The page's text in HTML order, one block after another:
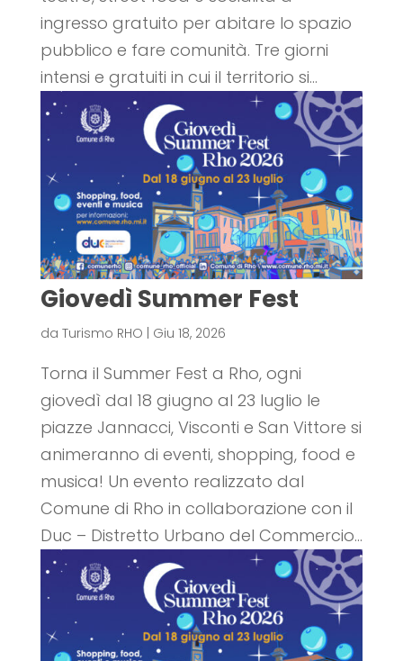
ingresso gratuito per abitare lo spazio
pubblico e fare comunità. Tre giorni
intensi e gratuiti in cui il territorio si...
Giovedì Summer Fest
da Turismo RHO | Giu 18, 2026
Torna il Summer Fest a Rho, ogni
giovedì dal 18 giugno al 23 luglio le
piazze Jannacci, Visconti e San Vittore si
animeranno di eventi, shopping, food e
musica! Un evento realizzato dal
Comune di Rho in collaborazione con il
Duc – Distretto Urbano del Commercio...